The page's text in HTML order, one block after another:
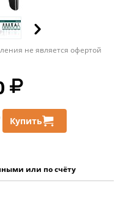
не является офертой
Купить
или по счёту